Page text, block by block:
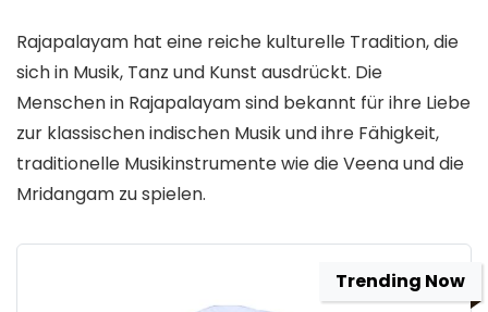
Rajapalayam hat eine reiche kulturelle Tradition, die
sich in Musik, Tanz und Kunst ausdrückt. Die
Menschen in Rajapalayam sind bekannt für ihre Liebe
zur klassischen indischen Musik und ihre Fähigkeit,
traditionelle Musikinstrumente wie die Veena und die
Mridangam zu spielen.
Trending Now